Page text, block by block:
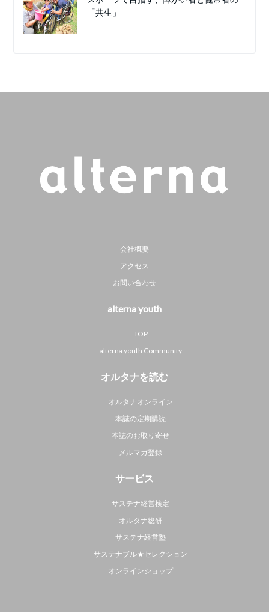
「共生」
会社概要
アクセス
お問い合わせ
alterna youth
TOP
alterna youth Community
オルタナを読む
オルタナオンライン
本誌の定期購読
本誌のお取り寄せ
メルマガ登録
サービス
サステナ経営検定
オルタナ総研
サステナ経営塾
サステナブル★セレクション
オンラインショップ